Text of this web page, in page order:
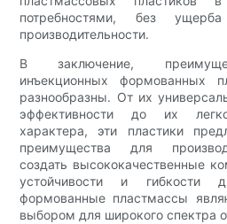
потребностями, без
производительности.
В заключение,
инъекционных формованных
разнообразны. От их
эффективности до их
характера, эти пластики
преимущества для
создать высококачественные
устойчивости и гибкости
формованные пластмассы
выбором для широкого спектра